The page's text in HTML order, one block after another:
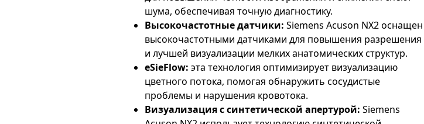
шума, обеспечивая точную диагностику.
Высокочастотные датчики: Siemens Acuson NX2 оснащен
высокочастотными датчиками для повышения разрешения
и лучшей визуализации мелких анатомических структур.
eSieFlow: эта технология оптимизирует визуализацию
цветного потока, помогая обнаружить сосудистые
проблемы и нарушения кровотока.
Визуализация с синтетической апертурой: Siemens